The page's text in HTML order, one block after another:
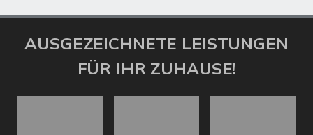
AUSGEZEICHNETE LEISTUNGEN
FÜR IHR ZUHAUSE!